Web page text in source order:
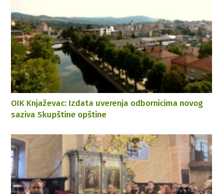
OIK Knjaževac: Izdata uverenja odbornicima novog
saziva Skupštine opštine